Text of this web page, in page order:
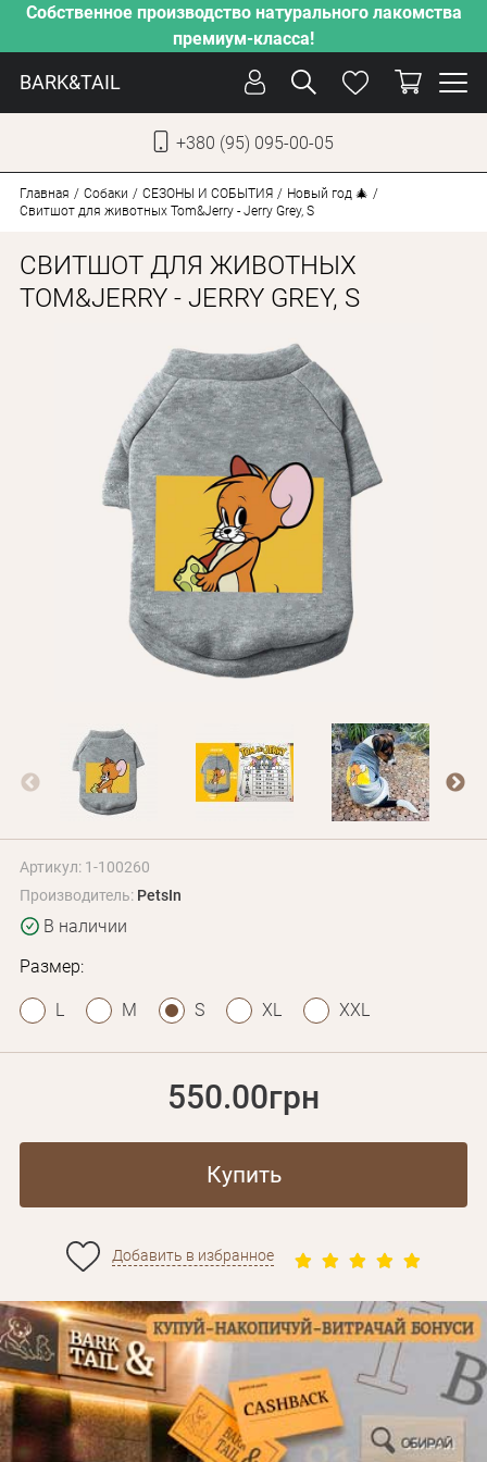
Собственное производство натурального лакомства
премиум-класса!
BARK&TAIL
+380 (95) 095-00-05
УХОД
ЗАБОТА
НАШЕ ПРОИЗВОДСТВО
НОВИНКИ
АКЦИИ
ДЛЯ КОТОВ
Оплата и доставка
Программа лояльности
О Нас
Оптовым клиентам
Контакты
+380 (95) 095-00-05
Главная Собаки СЕЗОНЫ И СОБЫТИЯ
Новый год 🎄
Свитшот для животных Tom&Jerry - Jerry Grey, S
СВИТШОТ ДЛЯ ЖИВОТНЫХ
TOM&JERRY - JERRY GREY, S
Артикул: 1-100260
Производитель: PetsIn
В наличии
Размер:
L M S XL XXL
550.00грн
Купить
Добавить в избранное